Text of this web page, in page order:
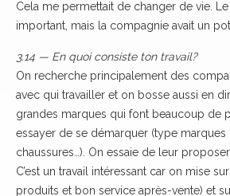
Cela me permettait de changer de vie.
important, mais la compagnie avait un
3.14 — En quoi consiste ton travail?
On recherche principalement des
avec qui travailler et on bosse aussi en
grandes marques qui font beaucoup de
essayer de se démarquer (type marques
chaussures…). On essaie de leur
C’est un travail intéressant car on mise
produits et bon service après-vente) et